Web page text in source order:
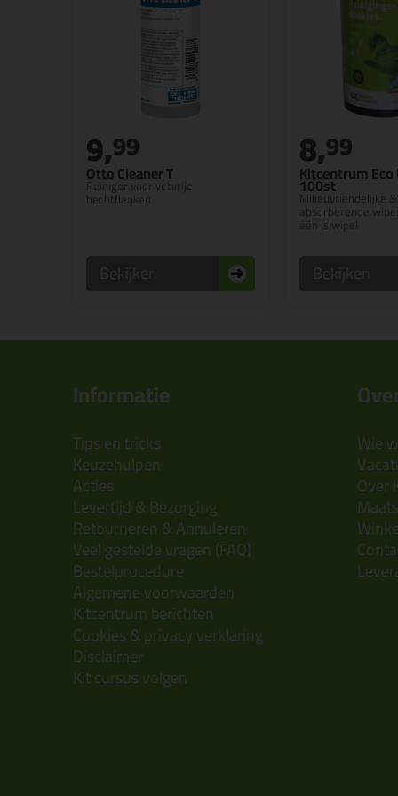
Otto Cleaner T
Reiniger voor vetvrije
9,99
Kitcentrum
100st
Milieuvriendelijke &
8,99
Informatie
Tips en tricks
Keuzehulpen
Acties
Levertijd & Bezorging
Retourneren & Annuleren
Veel gestelde vragen (FAQ)
Bestelprocedure
Algemene voorwaarden
Kitcentrum berichten
Cookies & privacy verklaring
Disclaimer
Kit cursus volgen
Wie
Over